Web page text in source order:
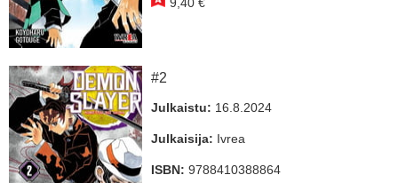
#2
Julkaistu: 16.8.2024
Julkaisija: Ivrea
ISBN: 9788410388864